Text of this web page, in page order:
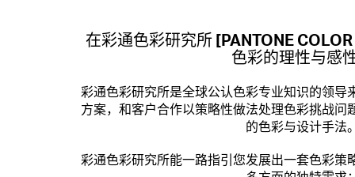
在彩通色彩研究所 [PANTONE
色彩的理性与感
彩通色彩研究所是全球公认色彩专业知识的领导
方案，和客户合作以策略性做法处理色彩挑战问
的色彩与设计手法
彩通色彩研究所能一路指引您发展出一套色彩策